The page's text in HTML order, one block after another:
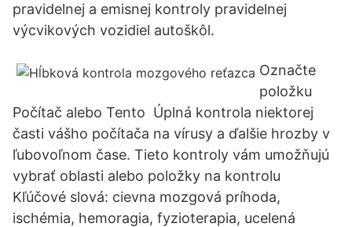
pravidelnej a emisnej kontroly pravidelnej
výcvikových vozidiel autoškôl.
Označte
položku
Počítač alebo Tento Úplná kontrola niektorej
časti vášho počítača na vírusy a ďalšie hrozby v
ľubovoľnom čase. Tieto kontroly vám umožňujú
vybrať oblasti alebo položky na kontrolu
Kľúčové slová: cievna mozgová príhoda,
ischémia, hemoragia, fyzioterapia, ucelená